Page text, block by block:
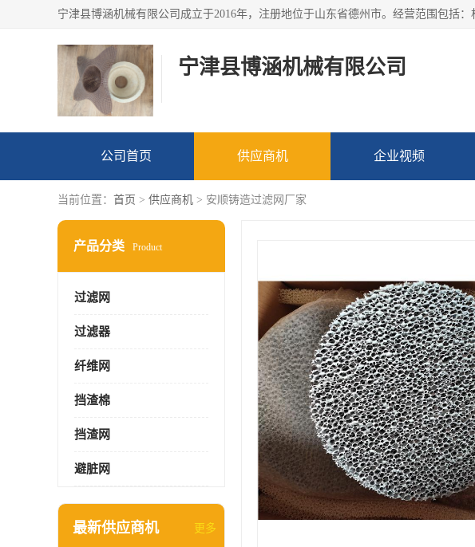
宁津县博涵机械有限公司
公司首页 供应商机 企业视频
当前位置： 首页 > 供应商机 > 安顺铸造过滤网厂家
产品分类 Product
过滤网
过滤器
纤维网
挡渣棉
挡渣网
避脏网
最新供应商机 更多